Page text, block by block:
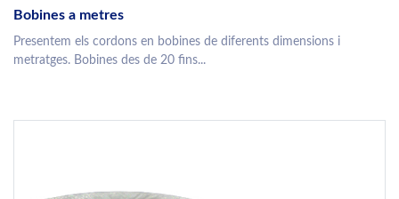
Bobines a metres
Presentem els cordons en bobines de diferents dimensions i
metratges. Bobines des de 20 fins...